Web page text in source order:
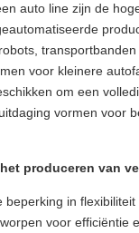
auto line zijn de
voor kleinere
om een
vormen voor
produceren van
in
voor efficiëntie